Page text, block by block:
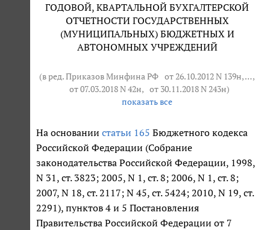
ГОДОВОЙ, КВАРТАЛЬНОЙ БУХГАЛТЕРСКОЙ
ОТЧЕТНОСТИ ГОСУДАРСТВЕННЫХ
(МУНИЦИПАЛЬНЫХ) БЮДЖЕТНЫХ И
АВТОНОМНЫХ УЧРЕЖДЕНИЙ
(в ред. Приказов Минфина РФ от 26.10.2012 N 139н, … ,
от 07.03.2018 N 42н, от 30.11.2018 N 243н)
показать все
На основании статьи 165 Бюджетного кодекса
Российской Федерации (Собрание
законодательства Российской Федерации, 1998,
N 31, ст. 3823; 2005, N 1, ст. 8; 2006, N 1, ст. 8;
2007, N 18, ст. 2117; N 45, ст. 5424; 2010, N 19, ст.
2291), пунктов 4 и 5 Постановления
Правительства Российской Федерации от 7